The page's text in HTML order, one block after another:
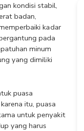
kondisi stabil,
badan,
kadar
pada
minum
yang dimiliki
puasa
itu, puasa
untuk penyakit
yang harus